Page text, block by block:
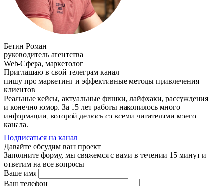
Бетин Роман
руководитель агентства
Web-Сфера, маркетолог
Приглашаю в свой телеграм канал
пишу про маркетинг и эффективные методы привлечения
клиентов
Реальные кейсы, актуальные фишки, лайфхаки, рассуждения
и конечно юмор. За 15 лет работы накопилось много
информации, которой делюсь со всеми читателями моего
канала.
Подписаться на канал
Давайте обсудим ваш проект
Заполните форму, мы свяжемся с вами в течении 15 минут и
ответим на все вопросы
Ваше имя
Ваш телефон